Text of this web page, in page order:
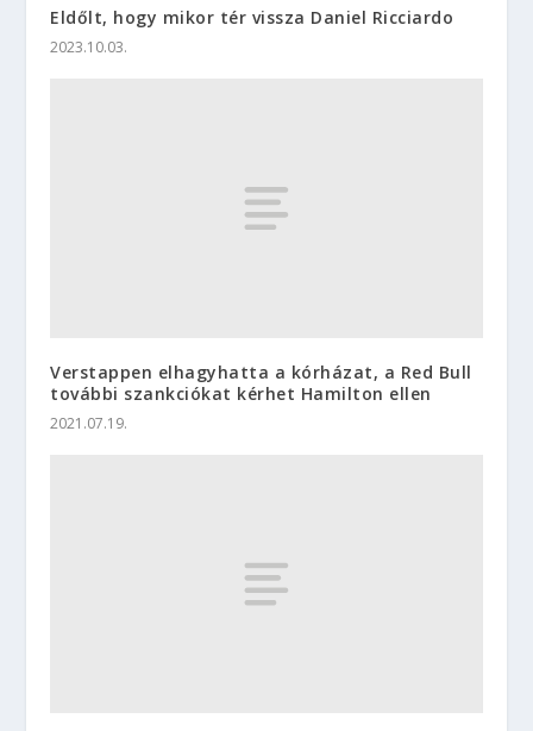
Eldőlt, hogy mikor tér vissza Daniel Ricciardo
2023.10.03.
Verstappen elhagyhatta a kórházat, a Red Bull
további szankciókat kérhet Hamilton ellen
2021.07.19.